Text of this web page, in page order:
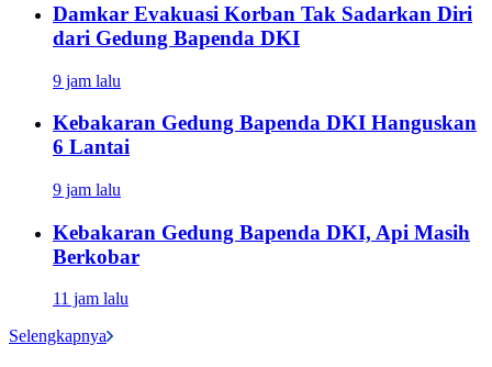
Damkar Evakuasi Korban Tak Sadarkan Diri
dari Gedung Bapenda DKI
9 jam lalu
Kebakaran Gedung Bapenda DKI Hanguskan
6 Lantai
9 jam lalu
Kebakaran Gedung Bapenda DKI, Api Masih
Berkobar
11 jam lalu
Selengkapnya